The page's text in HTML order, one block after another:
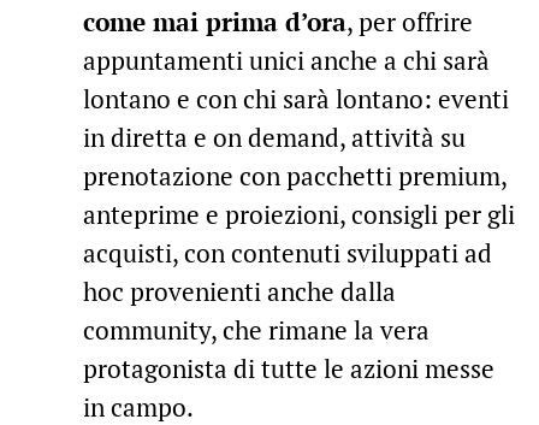
come mai prima d’ora, per offrire
appuntamenti unici anche a chi sarà
lontano e con chi sarà lontano: eventi
in diretta e on demand, attività su
prenotazione con pacchetti premium,
anteprime e proiezioni, consigli per gli
acquisti, con contenuti sviluppati ad
hoc provenienti anche dalla
community, che rimane la vera
protagonista di tutte le azioni messe
in campo.